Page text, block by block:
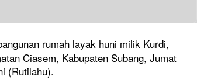
rumah layak huni milik Kurdi,
Ciasem, Kabupaten Subang, Jumat
(Rutilahu).